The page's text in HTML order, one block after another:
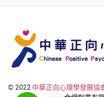
© 2022 中華正向心理學發展協